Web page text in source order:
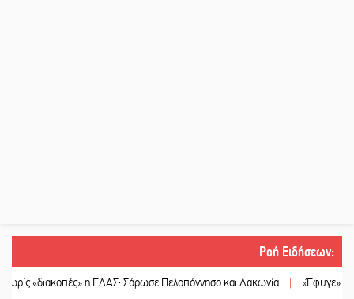
Ροή Ειδήσεων:
η ΕΛΑΣ: Σάρωσε Πελοπόννησο και Λακωνία || «Έφυγε» ένας